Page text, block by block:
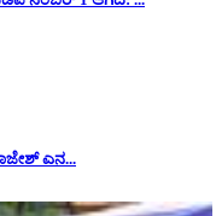
ಎನ...